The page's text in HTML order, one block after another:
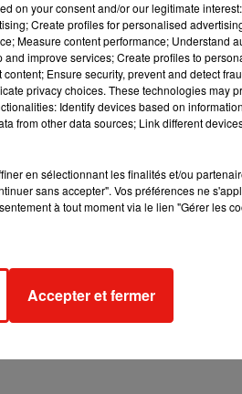
on your consent and/or our legitimate
Create profiles for personalised
Measure content performance; Understand
improve services; Create profiles to
Ensure security, prevent and detect
privacy choices. These technologies may
Identify devices based on
from other data sources; Link different
en sélectionnant les finalités et/ou
sans accepter". Vos préférences ne
à tout moment via le lien "Gérer les
Accepter et fermer